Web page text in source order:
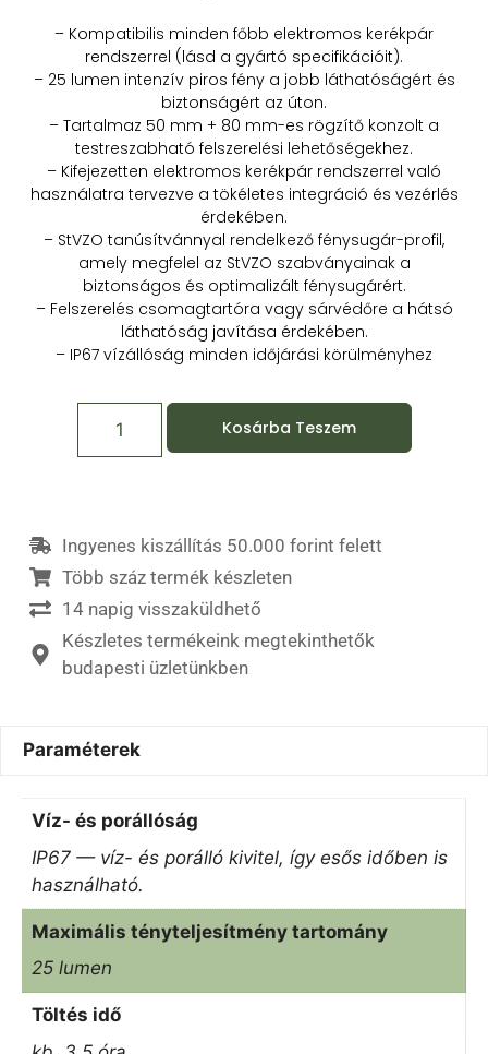
– Kompatibilis minden főbb elektromos kerékpár
rendszerrel (lásd a gyártó specifikációit).
– 25 lumen intenzív piros fény a jobb láthatóságért és
biztonságért az úton.
– Tartalmaz 50 mm + 80 mm-es rögzítő konzolt a
testreszabható felszerelési lehetőségekhez.
– Kifejezetten elektromos kerékpár rendszerrel való
használatra tervezve a tökéletes integráció és vezérlés
érdekében.
– StVZO tanúsítvánnyal rendelkező fénysugár-profil,
amely megfelel az StVZO szabványainak a
biztonságos és optimalizált fénysugárért.
– Felszerelés csomagtartóra vagy sárvédőre a hátsó
láthatóság javítása érdekében.
– IP67 vízállóság minden időjárási körülményhez
Kosárba Teszem
Ingyenes kiszállítás 50.000 forint felett
Több száz termék készleten
14 napig visszaküldhető
Készletes termékeink megtekinthetők
budapesti üzletünkben
Paraméterek
Víz- és porállóság
IP67 — víz- és porálló kivitel, így esős időben is
használható.
Maximális tényteljesítmény tartomány
25 lumen
Töltés idő